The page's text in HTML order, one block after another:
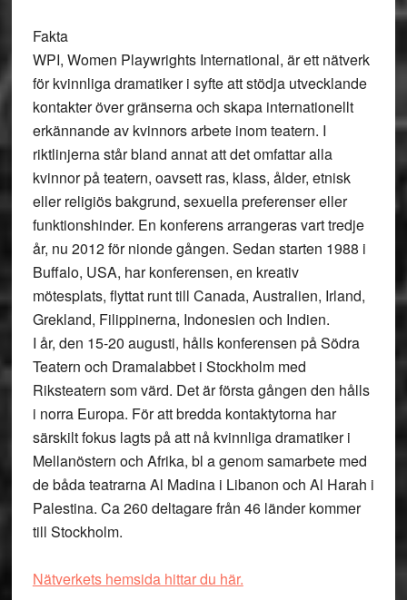
Fakta
WPI, Women Playwrights International, är ett nätverk
för kvinnliga dramatiker i syfte att stödja utvecklande
kontakter över gränserna och skapa internationellt
erkännande av kvinnors arbete inom teatern. I
riktlinjerna står bland annat att det omfattar alla
kvinnor på teatern, oavsett ras, klass, ålder, etnisk
eller religiös bakgrund, sexuella preferenser eller
funktionshinder. En konferens arrangeras vart tredje
år, nu 2012 för nionde gången. Sedan starten 1988 i
Buffalo, USA, har konferensen, en kreativ
mötesplats, flyttat runt till Canada, Australien, Irland,
Grekland, Filippinerna, Indonesien och Indien.
I år, den 15-20 augusti, hålls konferensen på Södra
Teatern och Dramalabbet i Stockholm med
Riksteatern som värd. Det är första gången den hålls
i norra Europa. För att bredda kontaktytorna har
särskilt fokus lagts på att nå kvinnliga dramatiker i
Mellanöstern och Afrika, bl a genom samarbete med
de båda teatrarna Al Madina i Libanon och Al Harah i
Palestina. Ca 260 deltagare från 46 länder kommer
till Stockholm.
Nätverkets hemsida hittar du här.